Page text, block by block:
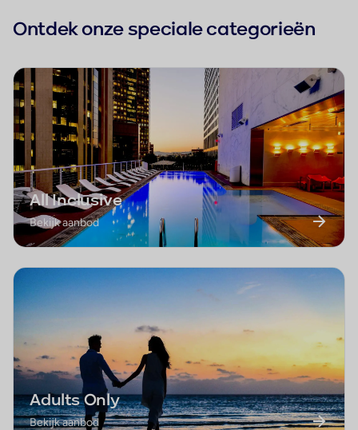
Ontdek onze speciale categorieën
All Inclusive
Bekijk aanbod
Adults Only
Bekijk aanbod